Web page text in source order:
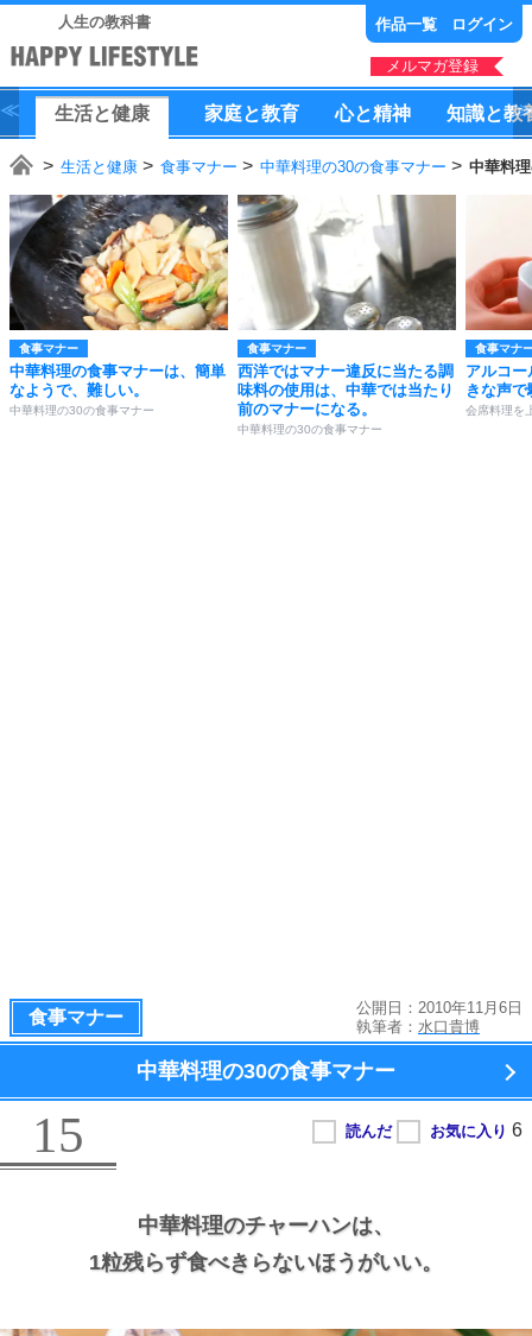
人生の教科書 作品一覧 ログイン
メルマガ登録
生活と健康 家庭と教育 心と精神 知識と教
生活と健康 食事マナー 中華料理の30の食事マナー 中華料
食事マナー
中華料理の食事マナーは、簡単
なようで、難しい。
中華料理の30の食事マナー
食事マナー
西洋ではマナー違反に当たる調
味料の使用は、中華では当たり
前のマナーになる。
中華料理の30の食事マナー
食事マナ
アルコ
きな声
会席料理を
食事マナー
公開日：2010年11月6日
執筆者： 水口貴博
中華料理の30の食事マナー
15
中華料理のチャーハンは、
1粒残らず食べきらないほうがいい。